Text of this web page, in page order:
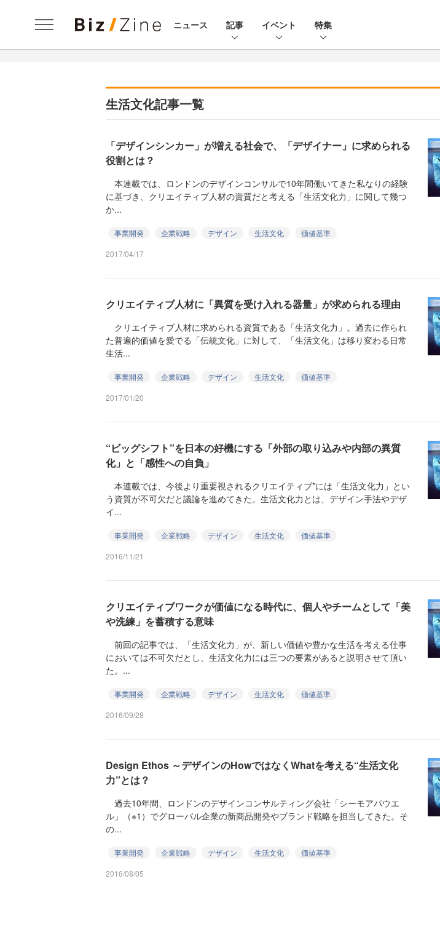
ニュース 記事 イベント 特集
生活文化記事一覧
「デザインシンカー」が増える社会で、「デザイナー」に求められる
役割とは？
本連載では、ロンドンのデザインコンサルで10年間働いてきた私なりの経験
に基づき、クリエイティブ人材の資質だと考える「生活文化力」に関して幾つ
か...
事業開発 企業戦略 デザイン 生活文化
価値基準
2017/04/17
クリエイティブ人材に「異質を受け入れる器量」が求められる理由
クリエイティブ人材に求められる資質である「生活文化力」。過去に作られ
た普遍的価値を愛でる「伝統文化」に対して、「生活文化」は移り変わる日常
生活...
事業開発 企業戦略 デザイン 生活文化
価値基準
2017/01/20
“ビッグシフト”を日本の好機にする「外部の取り込みや内部の異質
化」と「感性への自負」
本連載では、今後より重要視されるクリエイティブ*には「生活文化力」とい
う資質が不可欠だと議論を進めてきた。生活文化力とは、デザイン手法やデザ
イ...
事業開発 企業戦略 デザイン 生活文化
価値基準
2016/11/21
クリエイティブワークが価値になる時代に、個人やチームとして「美
や洗練」を蓄積する意味
前回の記事では、「生活文化力」が、新しい価値や豊かな生活を考える仕事
においては不可欠だとし、生活文化力には三つの要素があると説明させて頂い
た。...
事業開発 企業戦略 デザイン 生活文化
価値基準
2016/09/28
Design Ethos ～デザインのHowではなくWhatを考える“生活文化
力”とは？
過去10年間、ロンドンのデザインコンサルティング会社「シーモアパウエ
ル」（※1）でグローバル企業の新商品開発やブランド戦略を担当してきた。そ
の...
事業開発 企業戦略 デザイン 生活文化
価値基準
2016/08/05